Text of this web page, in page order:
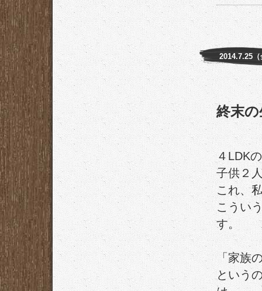
2014.7.25（
終末
４LDK
子供２
これ、
こうい
す。
「家族
という